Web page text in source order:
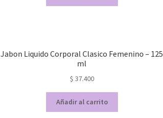
Jabon Liquido Corporal Clasico Femenino – 125
ml
$ 37.400
Añadir al carrito